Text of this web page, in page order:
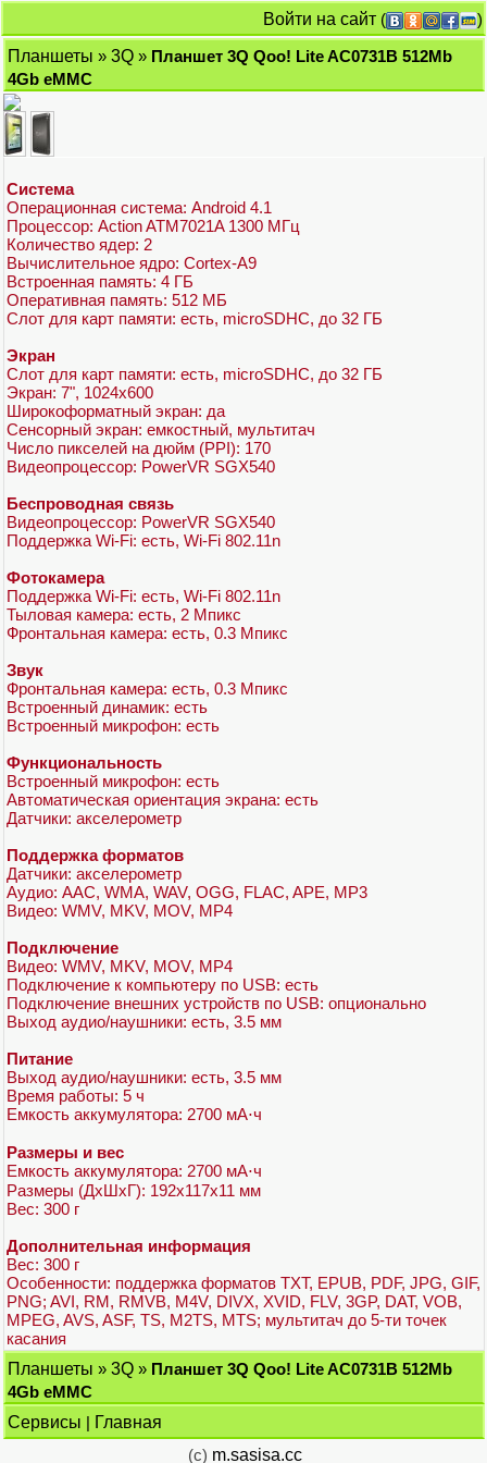
Войти на сайт (
)
Планшеты » 3Q » Планшет 3Q Qoo! Lite AC0731B 512Mb
4Gb eMMC
Система
Операционная система: Android 4.1
Процессор: Action ATM7021A 1300 МГц
Количество ядер: 2
Вычислительное ядро: Cortex-A9
Встроенная память: 4 ГБ
Оперативная память: 512 МБ
Слот для карт памяти: есть, microSDHC, до 32 ГБ
Экран
Слот для карт памяти: есть, microSDHC, до 32 ГБ
Экран: 7", 1024x600
Широкоформатный экран: да
Сенсорный экран: емкостный, мультитач
Число пикселей на дюйм (PPI): 170
Видеопроцессор: PowerVR SGX540
Беспроводная связь
Видеопроцессор: PowerVR SGX540
Поддержка Wi-Fi: есть, Wi-Fi 802.11n
Фотокамера
Поддержка Wi-Fi: есть, Wi-Fi 802.11n
Тыловая камера: есть, 2 Мпикс
Фронтальная камера: есть, 0.3 Мпикс
Звук
Фронтальная камера: есть, 0.3 Мпикс
Встроенный динамик: есть
Встроенный микрофон: есть
Функциональность
Встроенный микрофон: есть
Автоматическая ориентация экрана: есть
Датчики: акселерометр
Поддержка форматов
Датчики: акселерометр
Аудио: AAC, WMA, WAV, OGG, FLAC, APE, MP3
Видео: WMV, MKV, MOV, MP4
Подключение
Видео: WMV, MKV, MOV, MP4
Подключение к компьютеру по USB: есть
Подключение внешних устройств по USB: опционально
Выход аудио/наушники: есть, 3.5 мм
Питание
Выход аудио/наушники: есть, 3.5 мм
Время работы: 5 ч
Емкость аккумулятора: 2700 мА⋅ч
Размеры и вес
Емкость аккумулятора: 2700 мА⋅ч
Размеры (ДхШхГ): 192x117x11 мм
Вес: 300 г
Дополнительная информация
Вес: 300 г
Особенности: поддержка форматов TXT, EPUB, PDF, JPG, GIF,
PNG; AVI, RM, RMVB, M4V, DIVX, XVID, FLV, 3GP, DAT, VOB,
MPEG, AVS, ASF, TS, M2TS, MTS; мультитач до 5-ти точек
касания
Планшеты » 3Q » Планшет 3Q Qoo! Lite AC0731B 512Mb
4Gb eMMC
Сервисы | Главная
(c) m.sasisa.cc